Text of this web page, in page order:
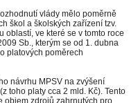
vlády mělo poměrně
škol a školských zařízení tzv.
oblastí, ve které se v tomto roce
Sb., kterým se od 1. dubna
platových poměrech
návrhu MPSV na zvýšení
toho platy cca 2 mld. Kč). Tento
objem zdrojů zahrnutých pro